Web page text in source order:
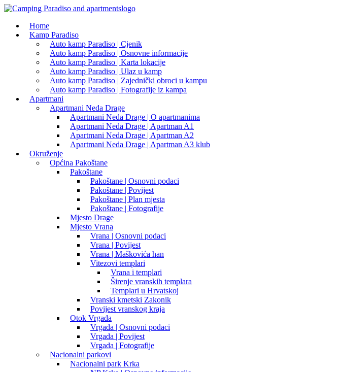
Home
Kamp Paradiso
Auto kamp Paradiso | Cjenik
Auto kamp Paradiso | Osnovne informacije
Auto kamp Paradiso | Karta lokacije
Auto kamp Paradiso | Ulaz u kamp
Auto kamp Paradiso | Zajednički obroci u kampu
Auto kamp Paradiso | Fotografije iz kampa
Apartmani
Apartmani Neda Drage
Apartmani Neda Drage | O apartmanima
Apartmani Neda Drage | Apartman A1
Apartmani Neda Drage | Apartman A2
Apartmani Neda Drage | Apartman A3 klub
Okruženje
Općina Pakoštane
Pakoštane
Pakoštane | Osnovni podaci
Pakoštane | Povijest
Pakoštane | Plan mjesta
Pakoštane | Fotografije
Mjesto Drage
Mjesto Vrana
Vrana | Osnovni podaci
Vrana | Povijest
Vrana | Maškovića han
Vitezovi templari
Vrana i templari
Širenje vranskih templara
Templari u Hrvatskoj
Vranski kmetski Zakonik
Povijest vranskog kraja
Otok Vrgada
Vrgada | Osnovni podaci
Vrgada | Povijest
Vrgada | Fotografije
Nacionalni parkovi
Nacionalni park Krka